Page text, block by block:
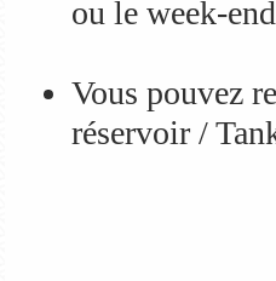
ou le week-
Vous pouvez
réservoir /